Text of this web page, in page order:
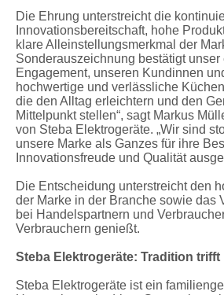
Die Ehrung unterstreicht die
Innovationsbereitschaft, hohe
klare Alleinstellungsmerkmal der
Sonderauszeichnung bestätigt unser
Engagement, unseren Kundinnen
hochwertige und verlässliche
die den Alltag erleichtern und den
Mittelpunkt stellen“, sagt Markus
von Steba Elektrogeräte. „Wir sind
unsere Marke als Ganzes für ihre
Innovationsfreude und Qualität
Die Entscheidung unterstreicht den
der Marke in der Branche sowie das
bei Handelspartnern und
Verbrauchern genießt.
Steba Elektrogeräte: Tradition trifft
Steba Elektrogeräte ist ein